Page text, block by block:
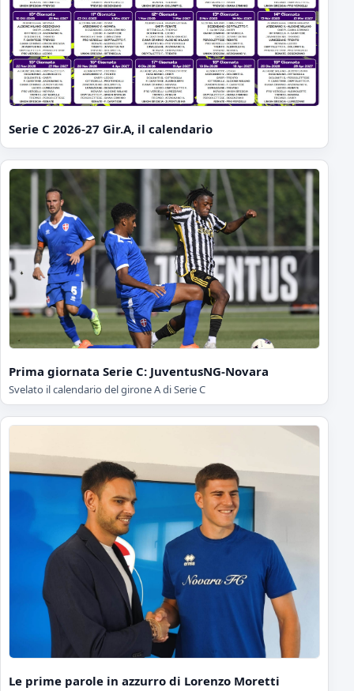
Serie C 2026-27 Gir.A, il calendario
Prima giornata Serie C: JuventusNG-Novara
Svelato il calendario del girone A di Serie C
Le prime parole in azzurro di Lorenzo Moretti